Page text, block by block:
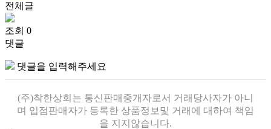
전체글
조회 0
댓글
댓글을 입력해주세요
(주)착한상회는 통신판매중개자로서 거래당사자가 아니
며 입점판매자가 등록한 상품정보및 거래에 대하여 책임
을 지지않습니다.